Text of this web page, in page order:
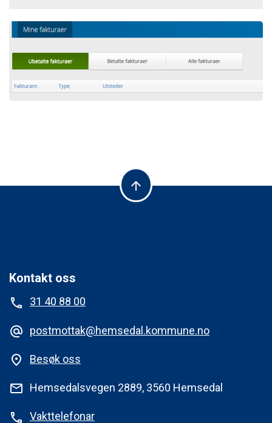
arrow_upward
Kontakt oss
phone
31 40 88 00
alternate_email postmottak@hemsedal.kommune.no
place Besøk oss
mail Hemsedalsvegen 2889, 3560 Hemsedal
phone Vakttelefonar